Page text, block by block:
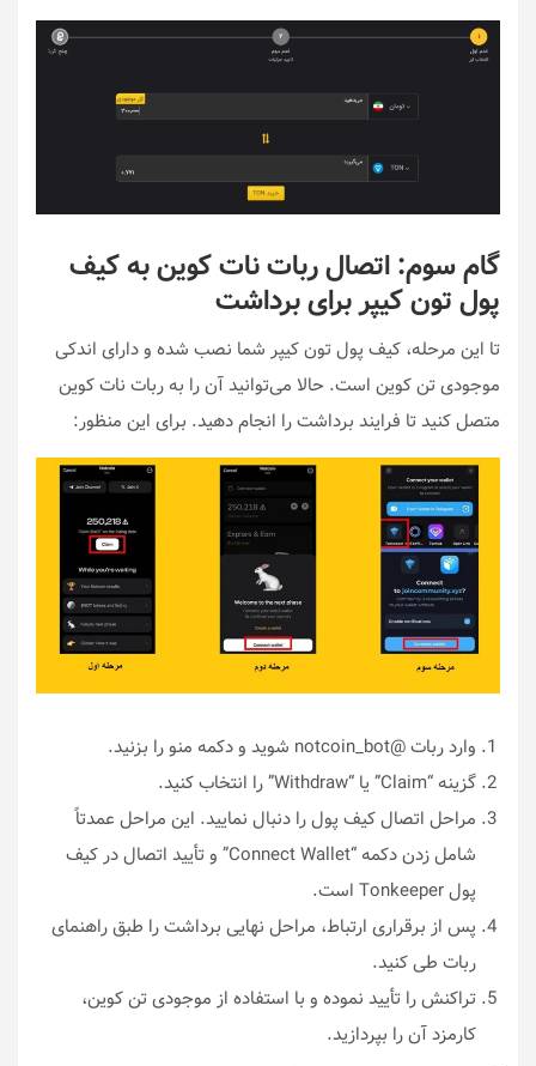
گام سوم: اتصال ربات نات کوین به کیف
پول تون کیپر برای برداشت
تا این مرحله، کیف پول تون کیپر شما نصب شده و دارای اندکی
موجودی تن کوین است. حالا می‌توانید آن را به ربات نات کوین
متصل کنید تا فرایند برداشت را انجام دهید. برای این منظور:
وارد ربات @notcoin_bot شوید و دکمه منو را بزنید.
گزینه “Claim” یا “Withdraw” را انتخاب کنید.
مراحل اتصال کیف پول را دنبال نمایید. این مراحل عمدتاً
شامل زدن دکمه “Connect Wallet” و تأیید اتصال در کیف
پول Tonkeeper است.
پس از برقراری ارتباط، مراحل نهایی برداشت را طبق راهنمای
ربات طی کنید.
تراکنش را تأیید نموده و با استفاده از موجودی تن کوین،
کارمزد آن را بپردازید.